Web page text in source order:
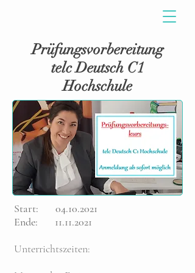
Prüfungsvorbereitung
telc Deutsch C1
Hochschule
Start: 04.10.2021
Ende: 11.11.2021
Unterrichtszeiten: